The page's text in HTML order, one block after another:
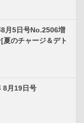
月5日号No.2506増
のチャージ＆デト
8月19日号